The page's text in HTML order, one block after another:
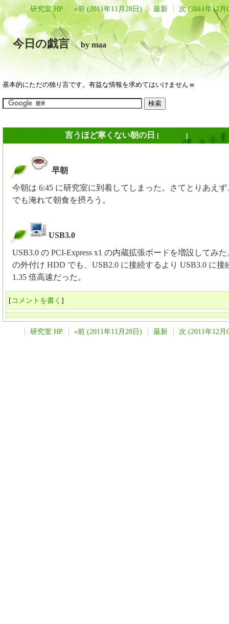
研究室 HP «前 (2011年11月28日) 最新 次 (2011年12月
今日の戯言by maa
基本的にただの独り言です。有益な情報を求めてはいけませんｗ
言うほど寒くない朝の日 [ ]
早朝
今朝は 6:45 に研究室に到着してしまった。さてとりあえ
でも淹れて朝食を摂ろう。
USB3.0
USB3.0 の PCI-Express x1 の内蔵拡張ボードを増設してみた
の外付け HDD でも、USB2.0 に接続するより USB3.0 に接
1.35 倍高速だった。
[コメントを書く ]
研究室 HP «前 (2011年11月28日) 最新 次 (2011年12月